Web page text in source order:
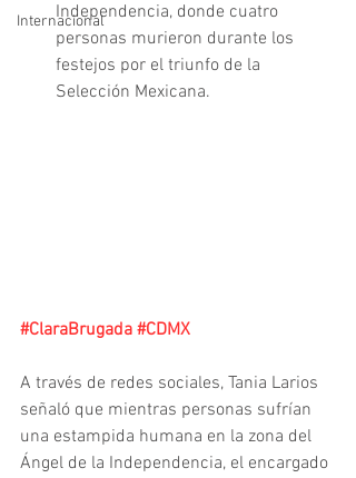
Internacional
Independencia, donde cuatro
personas murieron durante los
festejos por el triunfo de la
Selección Mexicana.
#ClaraBrugada #CDMX
A través de redes sociales, Tania Larios
señaló que mientras personas sufrían
una estampida humana en la zona del
Ángel de la Independencia, el encargado